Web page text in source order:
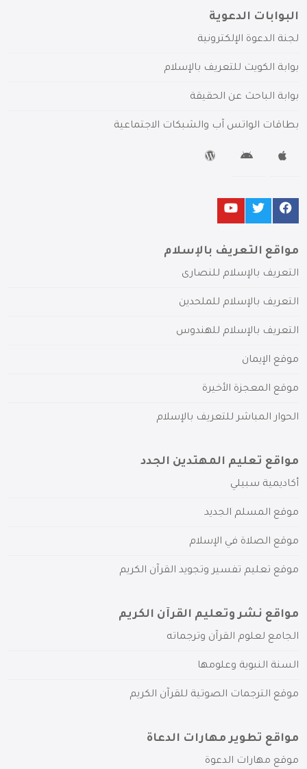
البوابات الدعوية
لجنة الدعوة الإلكترونية
بوابة الكويت للتعريف بالإسلام
بوابة الباحث عن الحقيقة
بطاقات الواتس آب والشبكات الاجتماعية
مواقع التعريف بالإسلام
التعريف بالإسلام للنصارى
التعريف بالإسلام للملحدين
التعريف بالإسلام للهندوس
موقع الإيمان
موقع المعجزة الأخيرة
الحوار المباشر للتعريف بالإسلام
مواقع تعليم المهتدين الجدد
أكاديمية سبيلي
موقع المسلم الجديد
موقع الصلاة في الإسلام
موقع تعليم تفسير وتجويد القرآن الكريم
مواقع نشر وتعليم القرآن الكريم
الجامع لعلوم القرآن وترجماته
السنة النبوية وعلومها
موقع الترجمات الصوتية للقرآن الكريم
مواقع تطوير مهارات الدعاة
موقع مهارات الدعوة